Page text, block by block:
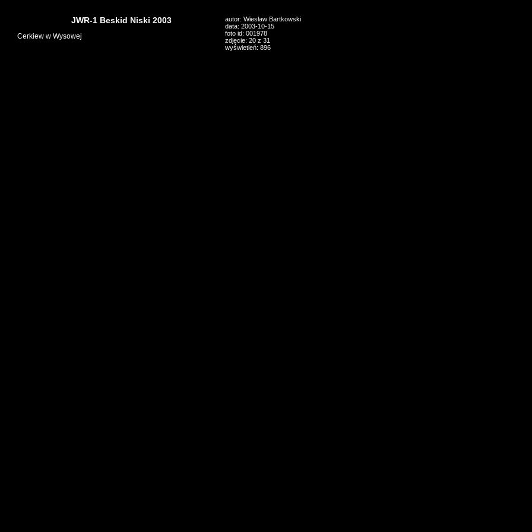
JWR-1 Beskid Niski 2003
Cerkiew w Wysowej
autor: Wiesław Bartkowski
data: 2003-10-15
foto id: 001978
zdjęcie: 20 z 31
wyświetleń: 896